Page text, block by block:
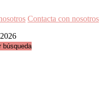
Contacta con nosotros
búsqueda